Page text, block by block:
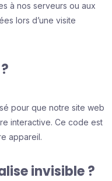
à nos serveurs ou aux
lors d’une visite
pour que notre site web
interactive. Ce code est
appareil.
invisible ?